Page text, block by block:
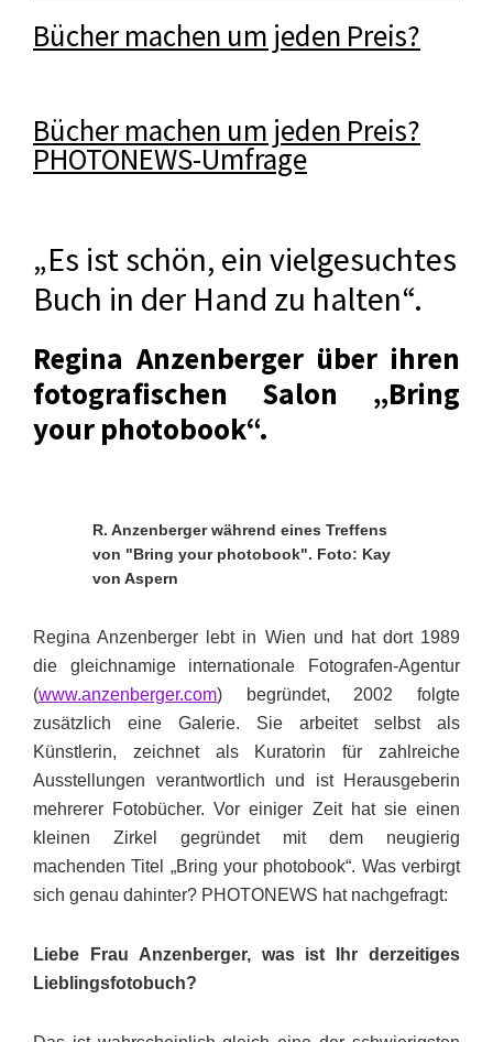
Bücher machen um jeden Preis?
Bücher machen um jeden Preis?
PHOTONEWS-Umfrage
„Es ist schön, ein vielgesuchtes
Buch in der Hand zu halten“.
Regina Anzenberger über ihren
fotografischen Salon „Bring
your photobook“.
R. Anzenberger während eines Treffens
von "Bring your photobook". Foto: Kay
von Aspern
Regina Anzenberger lebt in Wien und hat dort 1989
die gleichnamige internationale Fotografen-Agentur
(www.anzenberger.com) begründet, 2002 folgte
zusätzlich eine Galerie. Sie arbeitet selbst als
Künstlerin, zeichnet als Kuratorin für zahlreiche
Ausstellungen verantwortlich und ist Herausgeberin
mehrerer Fotobücher. Vor einiger Zeit hat sie einen
kleinen Zirkel gegründet mit dem neugierig
machenden Titel „Bring your photobook“. Was verbirgt
sich genau dahinter? PHOTONEWS hat nachgefragt:
Liebe Frau Anzenberger, was ist Ihr derzeitiges
Lieblingsfotobuch?